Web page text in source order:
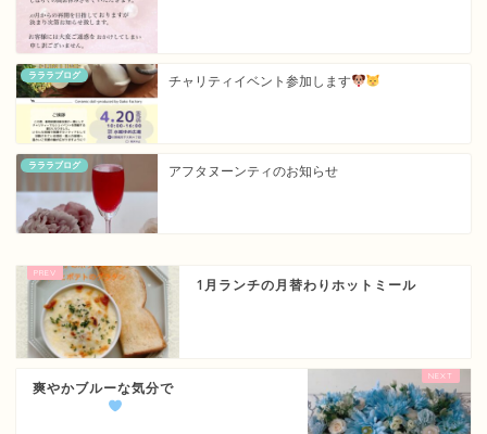
ラララブログ チャリティイベント参加します
ラララブログ アフタヌーンティのお知らせ
1月ランチの月替わりホットミール
爽やかブルーな気分で